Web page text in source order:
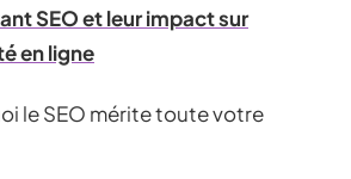
SEO et leur impact sur
en ligne
le SEO mérite toute votre